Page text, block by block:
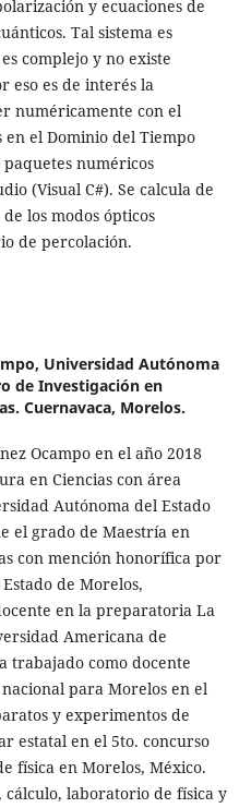
y ecuaciones de
Tal sistema es
complejo y no existe
eso es de interés la
numéricamente con el
el Dominio del Tiempo
paquetes numéricos
(Visual C#). Se calcula de
los modos ópticos
de percolación.
Universidad Autónoma
de Investigación en
Cuernavaca, Morelos.
Ocampo en el año 2018
en Ciencias con área
Autónoma del Estado
el grado de Maestría en
con mención honorífica por
de Morelos,
en la preparatoria La
Americana de
trabajado como docente
para Morelos en el
y experimentos de
estatal en el 5to. concurso
física en Morelos, México.
laboratorio de física y